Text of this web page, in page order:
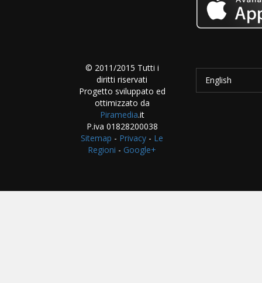
© 2011/2015 Tutti i
diritti riservati
Progetto sviluppato ed
ottimizzato da
Piramedia.it
P.iva 01828200038
Sitemap - Privacy - Le
Regioni - Google+
English